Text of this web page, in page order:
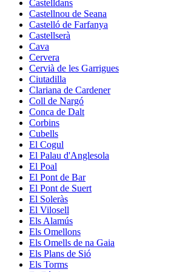
Castelldans
Castellnou de Seana
Castelló de Farfanya
Castellserà
Cava
Cervera
Cervià de les Garrigues
Ciutadilla
Clariana de Cardener
Coll de Nargó
Conca de Dalt
Corbins
Cubells
El Cogul
El Palau d'Anglesola
El Poal
El Pont de Bar
El Pont de Suert
El Soleràs
El Vilosell
Els Alamús
Els Omellons
Els Omells de na Gaia
Els Plans de Sió
Els Torms